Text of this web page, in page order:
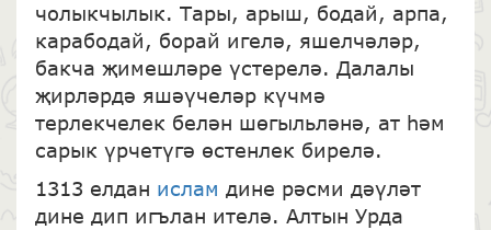
чолыкчылык. Тары, арыш, бодай, арпа,
карабодай, борай игелә, яшелчәләр,
бакча җимешләре үстерелә. Далалы
җирләрдә яшәүчеләр күчмә
терлекчелек белән шөгыльләнә, ат һәм
сарык үрчетүгә өстенлек бирелә.
1313 елдан ислам дине рәсми дәүләт
дине дип игълан ителә. Алтын Урда